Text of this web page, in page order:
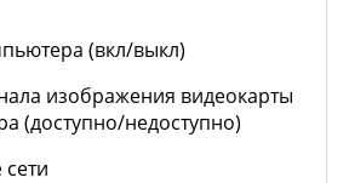
(вкл/выкл)
изображения видеокарты
(доступно/недоступно)